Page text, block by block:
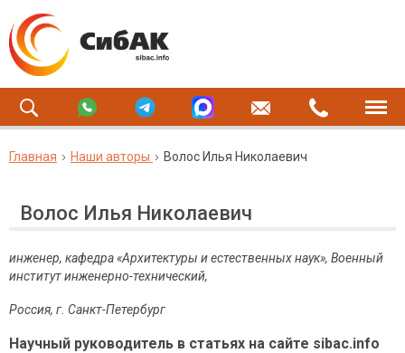
Главная Наши авторы Волос Илья Николаевич
Волос Илья Николаевич
инженер, кафедра «Архитектуры и естественных наук», Военный
институт инженерно-технический,
Россия, г. Санкт-Петербург
Научный руководитель в статьях на сайте sibac.info